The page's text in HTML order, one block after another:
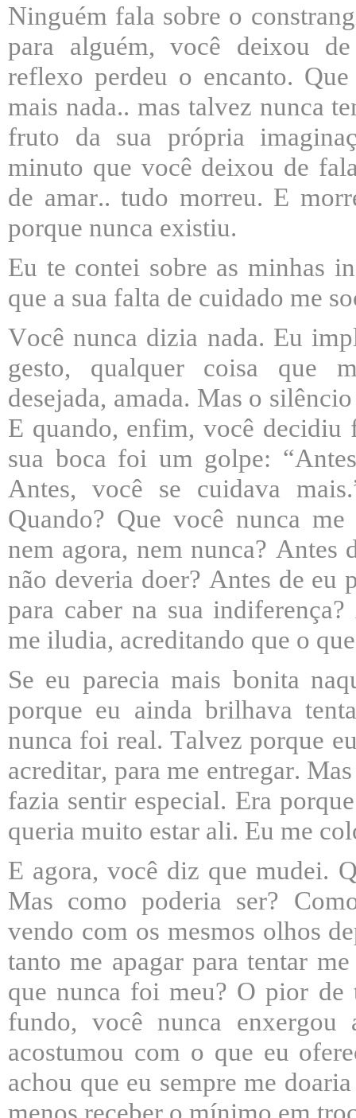
Ninguém fala sobre o
para alguém, você deixou
reflexo perdeu o encanto.
mais nada.. mas talvez nunca
fruto da sua própria
minuto que você deixou de
de amar.. tudo morreu. E
porque nunca existiu.
Eu te contei sobre as minhas
que a sua falta de cuidado me
Você nunca dizia nada. Eu
gesto, qualquer coisa que
desejada, amada. Mas o
E quando, enfim, você decidiu
sua boca foi um golpe:
Antes, você se cuidava
Quando? Que você nunca
nem agora, nem nunca? Antes
não deveria doer? Antes de eu
para caber na sua
me iludia, acreditando que o
Se eu parecia mais bonita
porque eu ainda brilhava
nunca foi real. Talvez porque
acreditar, para me entregar.
fazia sentir especial. Era
queria muito estar ali. Eu me
E agora, você diz que mudei.
Mas como poderia ser?
vendo com os mesmos olhos
tanto me apagar para tentar
que nunca foi meu? O pior de
fundo, você nunca enxergou
acostumou com o que eu
achou que eu sempre me
menos receber o mínimo em